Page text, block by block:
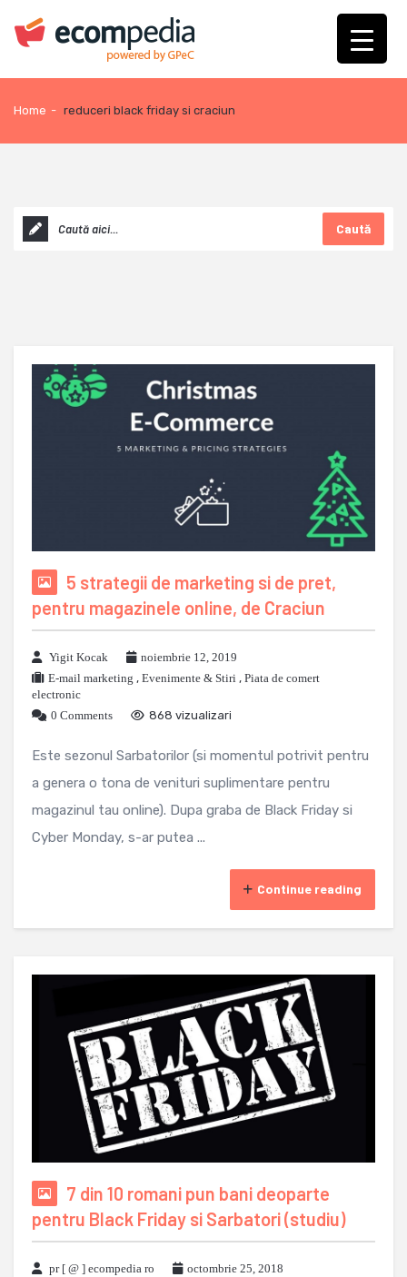
Home - reduceri black friday si craciun
Caută
5 strategii de marketing si de pret,
pentru magazinele online, de Craciun
Yigit Kocak
noiembrie 12, 2019
E-mail marketing , Evenimente & Stiri , Piata de comert
electronic
0 Comments
868 vizualizari
Este sezonul Sarbatorilor (si momentul potrivit pentru
a genera o tona de venituri suplimentare pentru
magazinul tau online). Dupa graba de Black Friday si
Cyber ​​Monday, s-ar putea ...
Continue reading
7 din 10 romani pun bani deoparte
pentru Black Friday si Sarbatori (studiu)
pr [ @ ] ecompedia ro
octombrie 25, 2018